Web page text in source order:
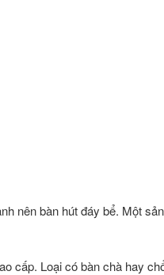
nên bàn hút đáy bể. Một
cấp. Loại có bàn chà hay